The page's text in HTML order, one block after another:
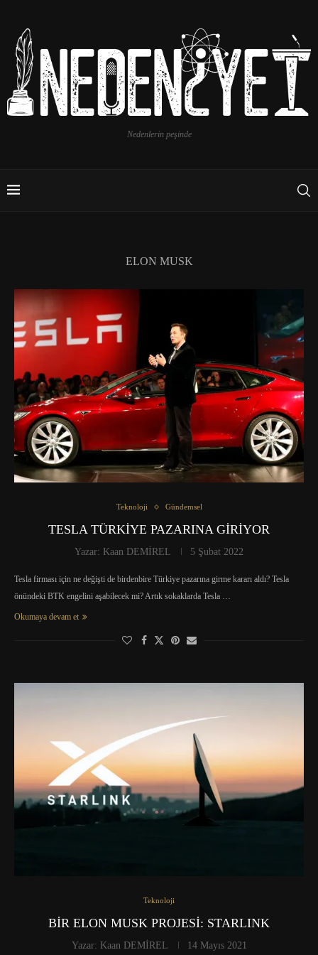
Nedenlerin peşinde
ELON MUSK
Teknoloji Gündemsel
TESLA TÜRKİYE PAZARINA GİRİYOR
Yazar: Kaan DEMİREL 5 Şubat 2022
Tesla firması için ne değişti de birdenbire Türkiye pazarına girme kararı aldı? Tesla
önündeki BTK engelini aşabilecek mi? Artık sokaklarda Tesla …
Okumaya devam et
Teknoloji
BİR ELON MUSK PROJESİ: STARLINK
Yazar: Kaan DEMİREL 14 Mayıs 2021